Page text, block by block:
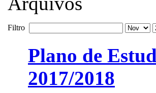
Filtro
Plano de
2017/2018